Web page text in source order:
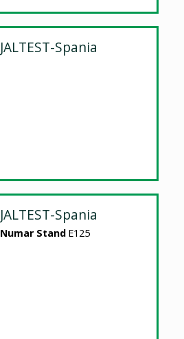
JALTEST-Spania
JALTEST-Spania
Numar Stand E125